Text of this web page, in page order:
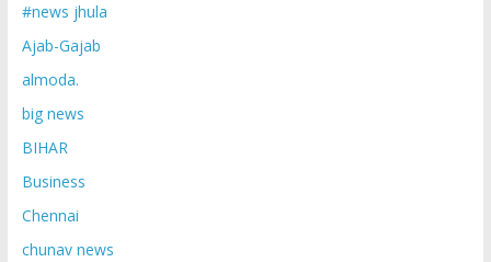
#news jhula
Ajab-Gajab
almoda.
big news
BIHAR
Business
Chennai
chunav news